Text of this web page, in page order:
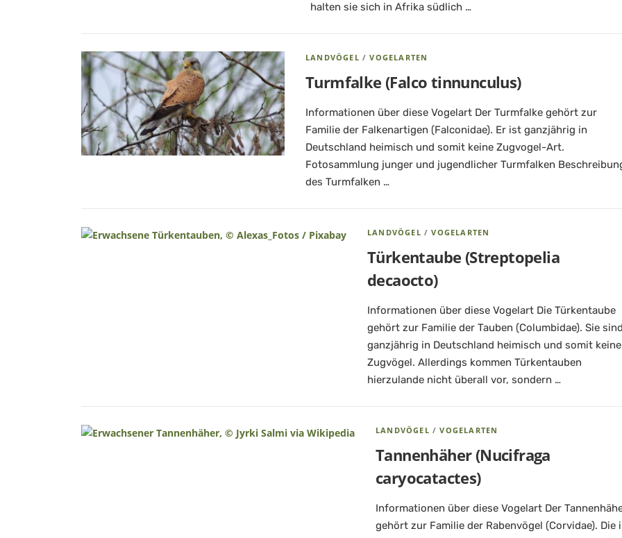
halten sie sich in Afrika südlich …
LANDVÖGEL /VOGELARTEN
Turmfalke (Falco tinnunculus)
Informationen über diese Vogelart Der Turmfalke gehört zur
Familie der Falkenartigen (Falconidae). Er ist ganzjährig in
Deutschland heimisch und somit keine Zugvogel-Art.
Fotosammlung junger und jugendlicher Turmfalken
des Turmfalken …
LANDVÖGEL /VOGELARTEN
Türkentaube (Streptopelia
decaocto)
Informationen über diese Vogelart Die Türkentaube
gehört zur Familie der Tauben (Columbidae). Sie
ganzjährig in Deutschland heimisch und somit keine
Zugvögel. Allerdings kommen Türkentauben
hierzulande nicht überall vor, sondern …
LANDVÖGEL /VOGELARTEN
Tannenhäher (Nucifraga
caryocatactes)
Informationen über diese Vogelart Der
gehört zur Familie der Rabenvögel (Corvidae). Die